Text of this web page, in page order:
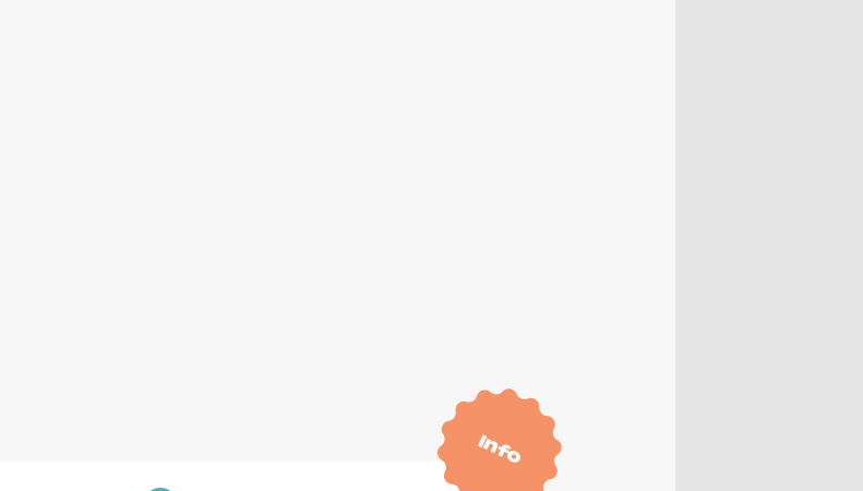
Info